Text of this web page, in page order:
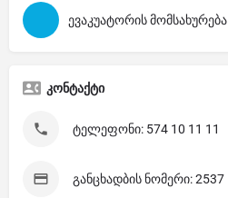
ევაკუატორის მომსახურება
კონტაქტი
ტელეფონი: 574 10 11 11
განცხადბის ნომერი: 2537